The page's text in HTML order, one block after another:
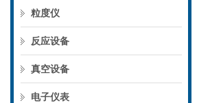
粒度仪
反应设备
真空设备
电子仪表